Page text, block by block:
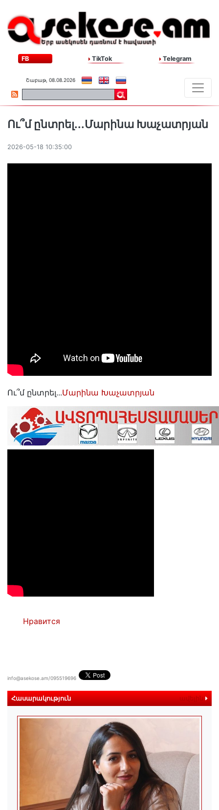
FB TikTok Telegram
Շաբաթ, 08.08.2026
Ու՞մ ընտրել...Մարինա Խաչատրյան
2026-05-18 10:35:00
Ու՞մ ընտրել...Մարինա Խաչատրյան
Нравится
info@asekose.am/095519696
Հասարակություն ավելին